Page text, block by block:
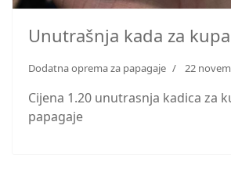
Unutrašnja kada za
Dodatna oprema za papagaje 22
Cijena 1.20 unutrasnja kadica za
papagaje